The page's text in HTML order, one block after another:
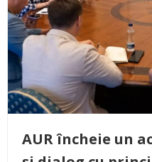
AUR încheie un